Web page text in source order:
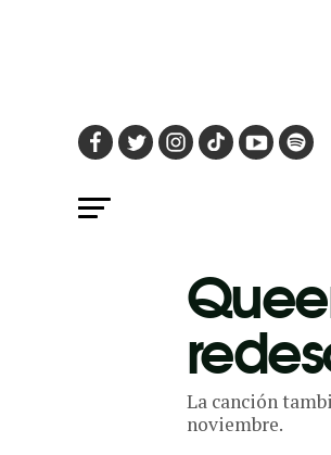
La canción
noviembre.